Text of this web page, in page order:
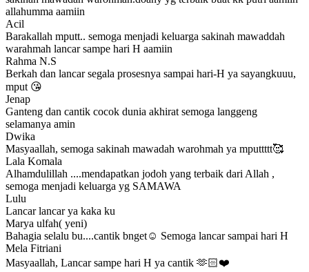
allahumma aamiin
Acil
Barakallah mputt.. semoga menjadi keluarga sakinah mawaddah
warahmah lancar sampe hari H aamiin
Rahma N.S
Berkah dan lancar segala prosesnya sampai hari-H ya sayangkuuu,
mput 😘
Jenap
Ganteng dan cantik cocok dunia akhirat semoga langgeng
selamanya amin
Dwika
Masyaallah, semoga sakinah mawadah warohmah ya mputtttt🥰
Lala Komala
Alhamdulillah ....mendapatkan jodoh yang terbaik dari Allah ,
semoga menjadi keluarga yg SAMAWA
Lulu
Lancar lancar ya kaka ku
Marya ulfah( yeni)
Bahagia selalu bu....cantik bnget☺️ Semoga lancar sampai hari H
Mela Fitriani
Masyaallah, Lancar sampe hari H ya cantik 🫶🏻❤️